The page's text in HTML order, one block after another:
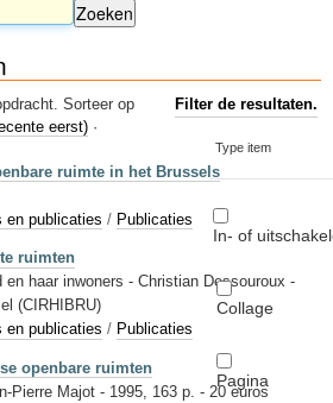
Filter de resultaten.
Type item
In- of
Collage
Pagina
Sorteer op
eerst) ·
ruimte in het Brussels
en publicaties / Publicaties
ruimten
en haar inwoners - Christian Dessouroux -
(CIRHIBRU)
en publicaties / Publicaties
openbare ruimten
Pierre Majot - 1995, 163 p. - 20 euros